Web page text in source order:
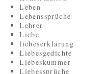
Leben
Lebenssprüche
Lehrer
Liebe
liebeserklärung
Liebesgedichte
Liebeskummer
Liebessprüche